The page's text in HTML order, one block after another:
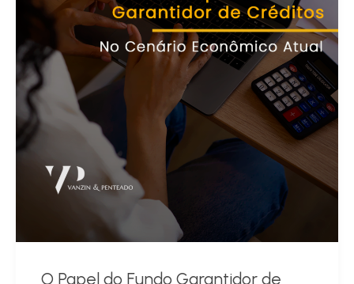
O Papel do Fundo Garantidor de